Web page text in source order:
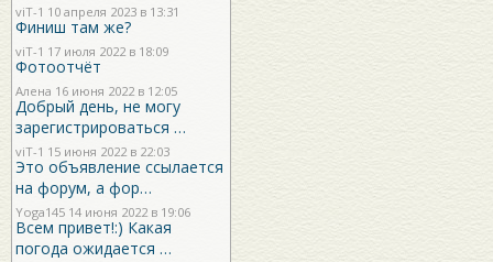
viT-1 10 апреля 2023 в 13:31
Финиш там же?
viT-1 17 июля 2022 в 18:09
Фотоотчёт
Алена 16 июня 2022 в 12:05
Добрый день, не могу
зарегистрироваться …
viT-1 15 июня 2022 в 22:03
Это объявление ссылается
на форум, а фор…
Yoga145 14 июня 2022 в 19:06
Всем привет!:) Какая
погода ожидается …